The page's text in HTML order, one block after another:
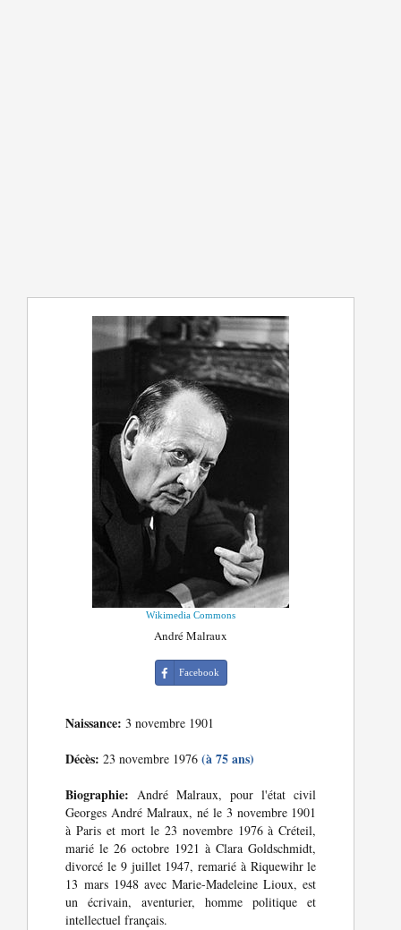
Wikimedia Commons
André Malraux
Facebook
Naissance: 3 novembre 1901
Décès: 23 novembre 1976(à 75 ans)
Biographie: André Malraux, pour l'état civil
Georges André Malraux, né le 3 novembre 1901
à Paris et mort le 23 novembre 1976 à Créteil,
marié le 26 octobre 1921 à Clara Goldschmidt,
divorcé le 9 juillet 1947, remarié à Riquewihr le
13 mars 1948 avec Marie-Madeleine Lioux, est
un écrivain, aventurier, homme politique et
intellectuel français.